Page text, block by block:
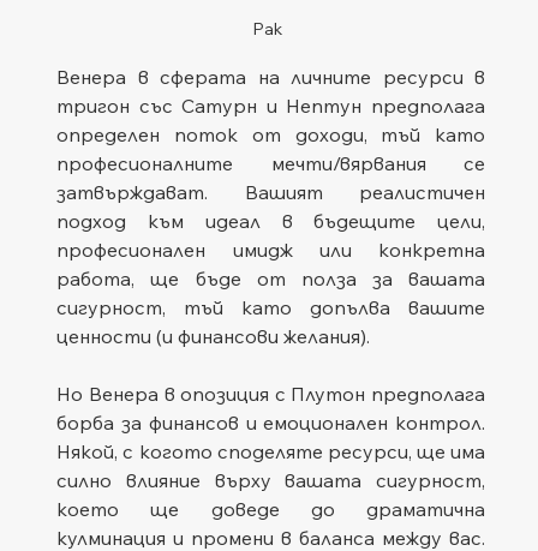
Рак
Венера в сферата на личните ресурси в
тригон със Сатурн и Нептун предполага
определен поток от доходи, тъй като
професионалните мечти/вярвания се
затвърждават. Вашият реалистичен
подход към идеал в бъдещите цели,
професионален имидж или конкретна
работа, ще бъде от полза за вашата
сигурност, тъй като допълва вашите
ценности (и финансови желания).
Но Венера в опозиция с Плутон предполага
борба за финансов и емоционален контрол.
Някой, с когото споделяте ресурси, ще има
силно влияние върху вашата сигурност,
което ще доведе до драматична
кулминация и промени в баланса между вас.